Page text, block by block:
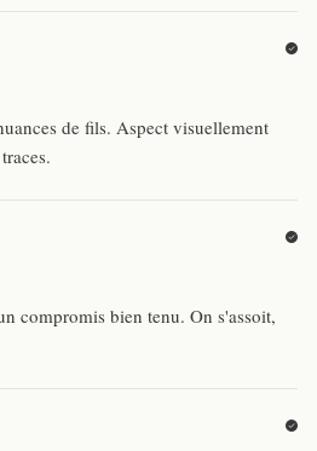
de fils. Aspect visuellement
compromis bien tenu. On s'assoit,